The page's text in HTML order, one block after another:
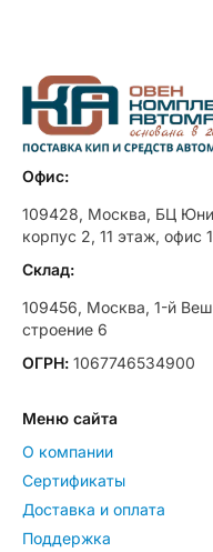
Офис:
109428, Москва, БЦ
корпус 2, 11 этаж, офис
Склад:
109456, Москва, 1-й
строение 6
ОГРН: 1067746534900
Меню сайта
О компании
Сертификаты
Доставка и оплата
Поддержка